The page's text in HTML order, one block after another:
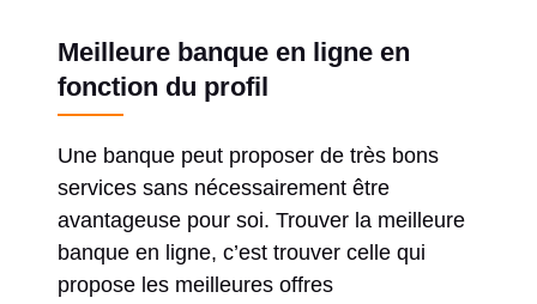
Meilleure banque en ligne en
fonction du profil
Une banque peut proposer de très bons
services sans nécessairement être
avantageuse pour soi. Trouver la meilleure
banque en ligne, c’est trouver celle qui
propose les meilleures offres